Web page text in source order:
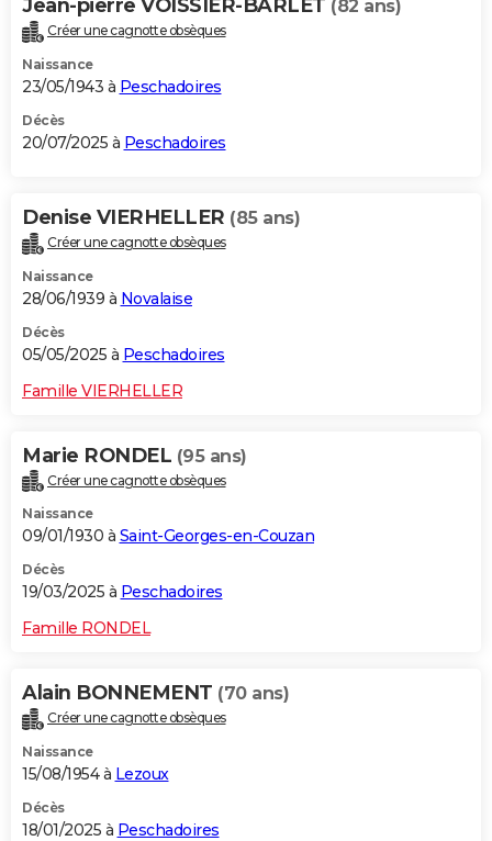
Jean-pierre VOISSIER-BARLET (82 ans)
Créer une cagnotte obsèques
Naissance
23/05/1943 à Peschadoires
Décès
20/07/2025 à Peschadoires
Denise VIERHELLER (85 ans)
Créer une cagnotte obsèques
Naissance
28/06/1939 à Novalaise
Décès
05/05/2025 à Peschadoires
Famille VIERHELLER
Marie RONDEL (95 ans)
Créer une cagnotte obsèques
Naissance
09/01/1930 à Saint-Georges-en-Couzan
Décès
19/03/2025 à Peschadoires
Famille RONDEL
Alain BONNEMENT (70 ans)
Créer une cagnotte obsèques
Naissance
15/08/1954 à Lezoux
Décès
18/01/2025 à Peschadoires